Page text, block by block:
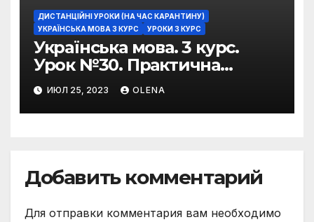
ДИСТАНЦІЙНІ УРОКИ (НА ЧАС КАРАНТИНУ)
УКРАЇНСЬКА МОВА 3 КУРС
УРОКИ 3 КУРС
Українська мова. 3 курс.
Урок №30. Практична
риторика. Оцінювальні
жанри. Характеристика
ИЮЛ 25, 2023 OLENA
Добавить комментарий
Для отправки комментария вам необходимо